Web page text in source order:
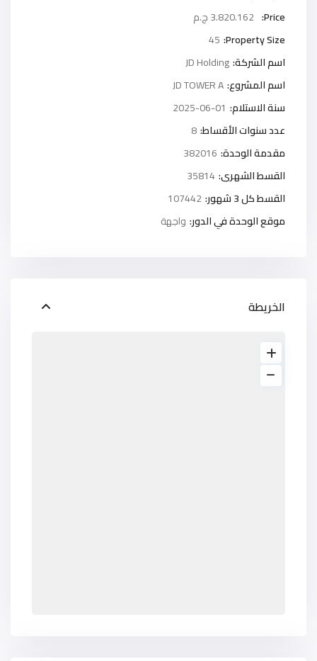
Price: 3.820.162 ج.م
Property Size:
45
اسم الشركة:JD Holding
اسم المشروع:JD TOWER A
سنة الاستلام: 2025-06-01
عدد سنوات الأقساط:8
مقدمة الوحدة: 382016
القسط الشهرى: 35814
القسط كل 3 شهور:
107442
موقع الوحدة في الدور: واجهة
الخريطة